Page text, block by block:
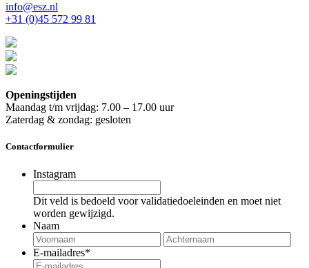
info@esz.nl
+31 (0)45 572 99 81
Openingstijden
Maandag t/m vrijdag: 7.00 – 17.00 uur
Zaterdag & zondag: gesloten
Contactformulier
Instagram
Dit veld is bedoeld voor validatiedoeleinden en moet niet
worden gewijzigd.
Naam
Voornaam
E-mailadres*